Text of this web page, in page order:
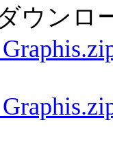
ウンロ